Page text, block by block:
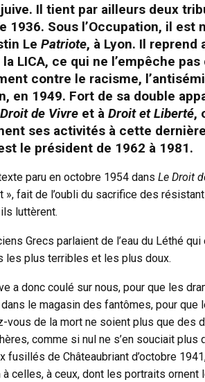
Il tient par ailleurs deux
1936. Sous l’Occupation, il
Le Patriote, à Lyon. Il
LICA, ce qui ne l’empêche
contre le racisme,
en 1949. Fort de sa double
Droit de Vivre et à Droit et Liberté,
ses activités à cette
le président de 1962 à 1981.
paru en octobre 1954 dans Le Droit
», fait de l’oubli du sacrifice des
luttèrent.
Grecs parlaient de l’eau du Léthé
les plus terribles et les plus doux.
a donc coulé sur nous, pour que les
le magasin des fantômes, pour
vous de la mort ne soient plus que
comme si nul ne s’en souciait
fusillés de Châteaubriant d’octobre
à celles, à ceux, dont les portraits